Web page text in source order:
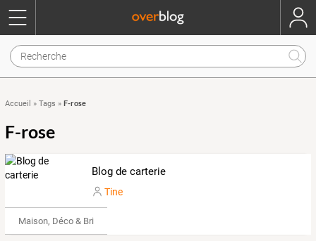
Accueil » Tags » F-rose
F-rose
Blog de carterie
Tine
Maison, Déco & Bricolage